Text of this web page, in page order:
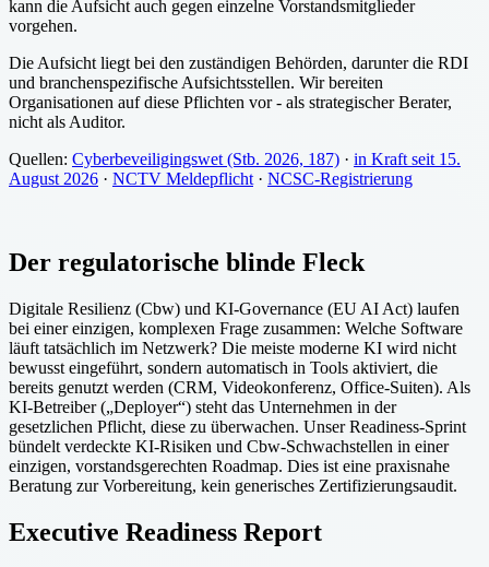
kann die Aufsicht auch gegen einzelne Vorstandsmitglieder
vorgehen.
Die Aufsicht liegt bei den zuständigen Behörden, darunter die RDI
und branchenspezifische Aufsichtsstellen. Wir bereiten
Organisationen auf diese Pflichten vor - als strategischer Berater,
nicht als Auditor.
Quellen: Cyberbeveiligingswet (Stb. 2026, 187) · in Kraft seit 15.
August 2026 · NCTV Meldepflicht · NCSC-Registrierung
Der regulatorische blinde Fleck
Digitale Resilienz (Cbw) und KI-Governance (EU AI Act) laufen
bei einer einzigen, komplexen Frage zusammen: Welche Software
läuft tatsächlich im Netzwerk? Die meiste moderne KI wird nicht
bewusst eingeführt, sondern automatisch in Tools aktiviert, die
bereits genutzt werden (CRM, Videokonferenz, Office-Suiten). Als
KI-Betreiber („Deployer“) steht das Unternehmen in der
gesetzlichen Pflicht, diese zu überwachen. Unser Readiness-Sprint
bündelt verdeckte KI-Risiken und Cbw-Schwachstellen in einer
einzigen, vorstandsgerechten Roadmap. Dies ist eine praxisnahe
Beratung zur Vorbereitung, kein generisches Zertifizierungsaudit.
Executive Readiness Report